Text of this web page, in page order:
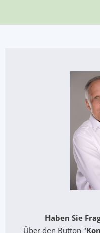
Haben Sie
Über den Button "